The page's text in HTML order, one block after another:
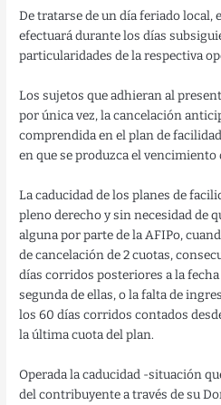
De tratarse de un día feriado local,
efectuará durante los días
particularidades de la respectiva
Los sujetos que adhieran al
por única vez, la cancelación
comprendida en el plan de
en que se produzca el vencimiento
La caducidad de los planes de
pleno derecho y sin necesidad de
alguna por parte de la AFIPo,
de cancelación de 2 cuotas,
días corridos posteriores a la
segunda de ellas, o la falta de
los 60 días corridos contados
la última cuota del plan.
Operada la caducidad -situación
del contribuyente a través de su